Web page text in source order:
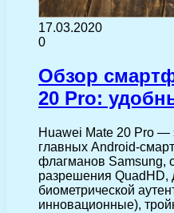
17.03.2020
0
Обзор
20 Pro:
Huawei Mate 20 Pro —
главных Android-
флагманов Samsung,
разрешения QuadHD,
биометрической
инновационные),